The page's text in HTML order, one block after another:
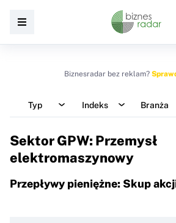
Biznesradar bez reklam?
Typ Indeks Branża
Sektor GPW: Przemysł
elektromaszynowy
Przepływy pieniężne: Skup